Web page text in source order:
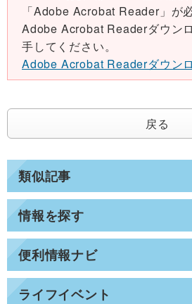
類似記事
情報を探す
便利情報ナビ
ライフイベント
「Adobe Acrobat Reader」が
Adobe Acrobat Readerダウン
手してください。
Adobe Acrobat Readerダウン
戻る